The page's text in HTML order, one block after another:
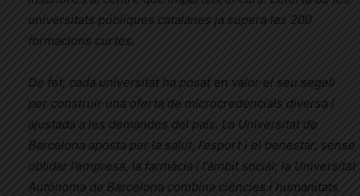
universitats públiques catalanes ja supera les 200
formacions curtes.
De fet, cada universitat ha posat en valor el seu segell
per construir una oferta de microcredencials diversa i
ajustada a les demandes del país. La Universitat de
Barcelona aposta per la salut, l’esport i el benestar, sense
oblidar l’empresa, la farmàcia i l’àmbit social; la Universitat
Autònoma de Barcelona combina ciències i humanitats